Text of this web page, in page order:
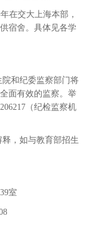
交大上海本部，
宿舍。具体见各学
和纪委监察部门将
面有效的监察。举
（纪检监察机
，如与教育部招生
室